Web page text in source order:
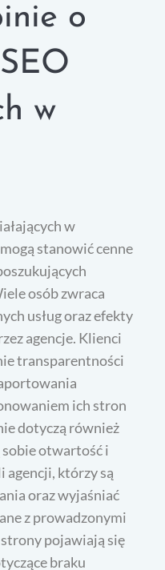
o
w
w
stanowić cenne
osób zwraca
usług oraz efekty
agencje. Klienci
transparentności
ich stron
dotyczą również
otwartość i
agencji, którzy są
oraz wyjaśniać
z prowadzonymi
strony pojawiają się
braku